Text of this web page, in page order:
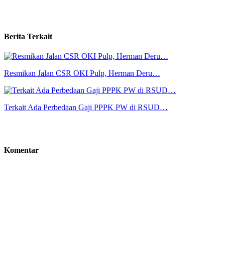
Berita Terkait
Resmikan Jalan CSR OKI Pulp, Herman Deru…
Terkait Ada Perbedaan Gaji PPPK PW di RSUD…
Komentar